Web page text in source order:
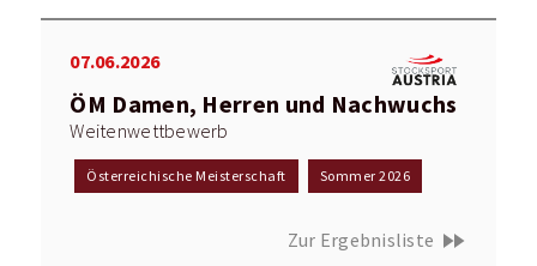
07.06.2026
ÖM Damen, Herren und Nachwuchs
Weitenwettbewerb
Österreichische Meisterschaft Sommer 2026
Zur Ergebnisliste fast_forward